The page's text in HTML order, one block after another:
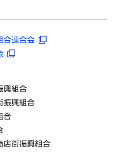
合連合会
興組合
振興組合
合
店街振興組合